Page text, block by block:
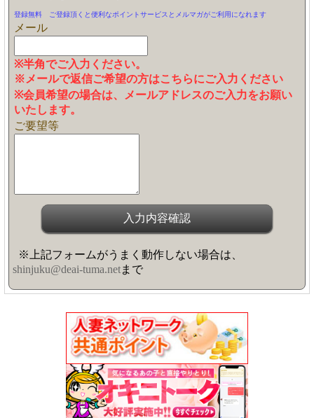
登録無料 ご登録頂くと便利なポイントサービスとメルマガがご利用になれます
メール
※半角でご入力ください。
※メールで返信ご希望の方はこちらにご入力ください
※会員希望の場合は、メールアドレスのご入力をお願い
いたします。
ご要望等
※上記フォームがうまく動作しない場合は、
shinjuku@deai-tuma.netまで